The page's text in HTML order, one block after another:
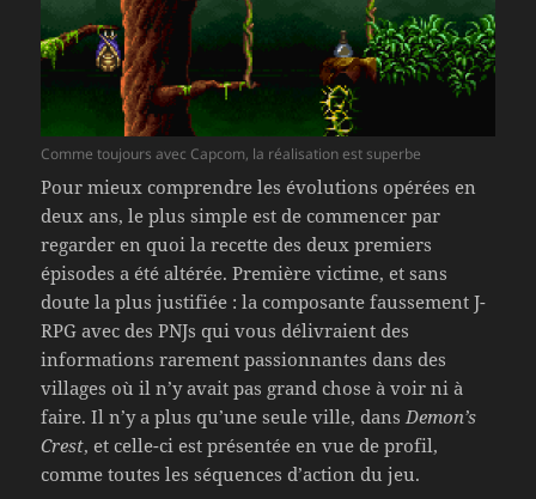
Comme toujours avec Capcom, la réalisation est superbe
Pour mieux comprendre les évolutions opérées en
deux ans, le plus simple est de commencer par
regarder en quoi la recette des deux premiers
épisodes a été altérée. Première victime, et sans
doute la plus justifiée : la composante faussement J-
RPG avec des PNJs qui vous délivraient des
informations rarement passionnantes dans des
villages où il n’y avait pas grand chose à voir ni à
faire. Il n’y a plus qu’une seule ville, dans Demon’s
Crest, et celle-ci est présentée en vue de profil,
comme toutes les séquences d’action du jeu.